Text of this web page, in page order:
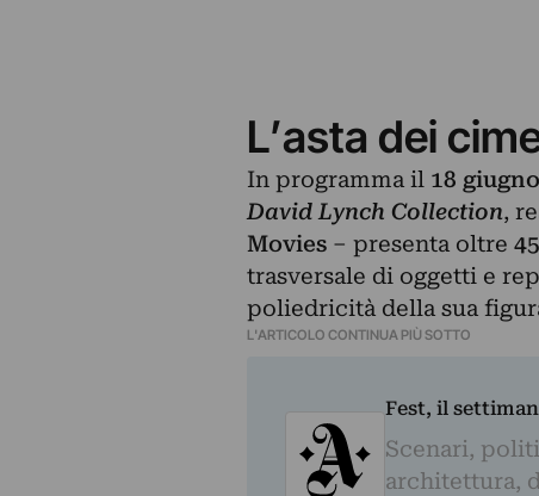
L’asta dei
In programma il 18
David Lynch Collection,
Movies– presenta oltre
trasversale di oggetti e
poliedricità della sua
L'ARTICOLO CONTINUA PIÙ SOTTO
Fest, il
Scenari,
architettura,